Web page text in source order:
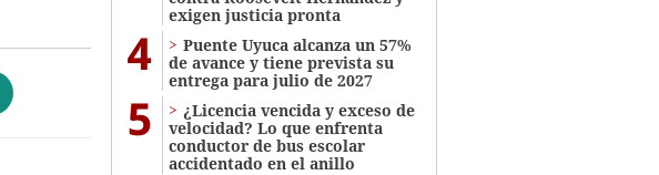
exigen justicia pronta
4
Puente Uyuca alcanza un 57%
de avance y tiene prevista su
entrega para julio de 2027
5
¿Licencia vencida y exceso de
velocidad? Lo que enfrenta
conductor de bus escolar
accidentado en el anillo